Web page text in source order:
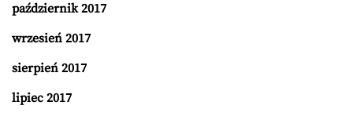
październik 2017
wrzesień 2017
sierpień 2017
lipiec 2017